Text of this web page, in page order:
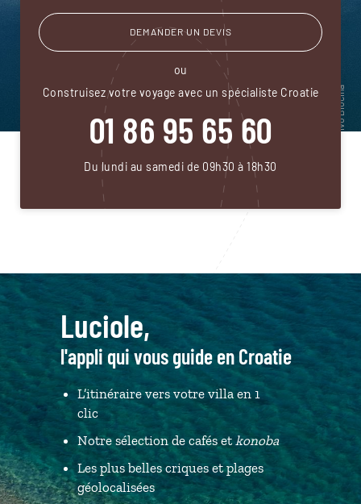
DEMANDER UN DEVIS
ou
Construisez votre voyage avec un spécialiste Croatie
01 86 95 65 60
Du lundi au samedi de 09h30 à 18h30
Luciole,
l'appli qui vous guide en Croatie
L’itinéraire vers votre villa en 1
clic
Notre sélection de cafés et konoba
Les plus belles criques et plages
géolocalisées